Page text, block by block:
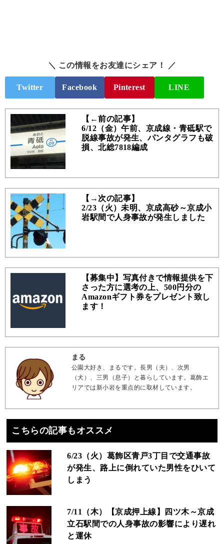
＼ この情報をお友達にシェア！ ／
Twitter Facebook Pinterest LINE
【←前の記事】
6/12（金）午前、京成線・青砥駅で
脱線事故が発生、パンタグラフも破
損、北総7818編成
【→次の記事】
2/23（火）未明、京成高砂～京成小
岩駅間で人身事故が発生しました
【募集中】写真付きで情報提供を下
さった方に選考の上、500円分の
Amazonギフト券をプレゼント致し
ます！
まる
公園大好き、まるです。長男（夫）、次男
（犬）、三男（息子）と暮らしています。葛飾エ
リアでは新小岩を重点的に取材しています。
こちらの記事もオススメ
6/23（火）葛飾区青戸3丁目で交通事故
が発生、路上に倒れていた男性をひいて
しまう
7/11（木）【京成押上線】四ツ木～京成
立石駅間での人身事故の影響により遅れ
と運休